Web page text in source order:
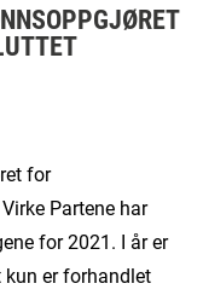
for
Partene har
for 2021. I år er
kun er forhandlet